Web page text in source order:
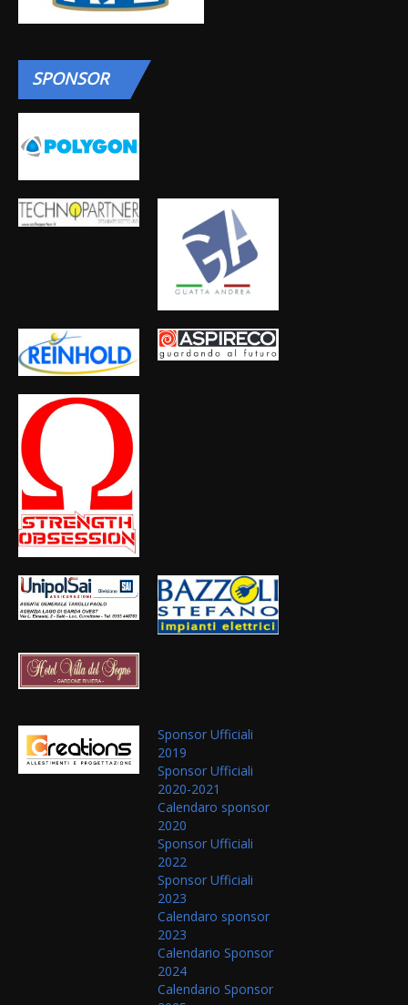
SPONSOR
Sponsor Ufficiali
2019
Sponsor Ufficiali
2020-2021
Calendaro sponsor
2020
Sponsor Ufficiali
2022
Sponsor Ufficiali
2023
Calendaro sponsor
2023
Calendario Sponsor
2024
Calendario Sponsor